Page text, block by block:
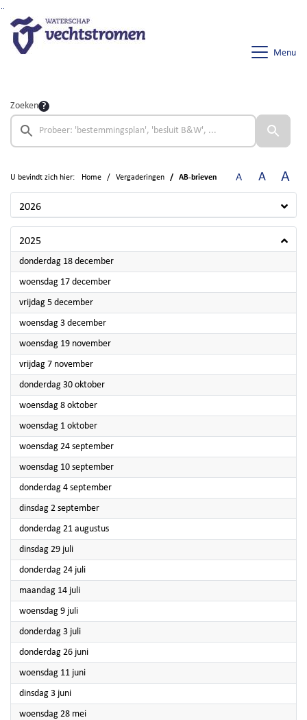
Menu
Zoeken
U bevindt zich hier: Home Vergaderingen AB-brieven A A A
2026
2025
donderdag 18 december2025
woensdag 17 december2025
vrijdag 5 december2025
woensdag 3 december2025
woensdag 19 november2025
vrijdag 7 november2025
donderdag 30 oktober2025
woensdag 8 oktober2025
woensdag 1 oktober2025
woensdag 24 september2025
woensdag 10 september2025
donderdag 4 september2025
dinsdag 2 september2025
donderdag 21 augustus2025
dinsdag 29 juli2025
donderdag 24 juli2025
maandag 14 juli2025
woensdag 9 juli2025
donderdag 3 juli2025
donderdag 26 juni2025
woensdag 11 juni2025
dinsdag 3 juni2025
woensdag 28 mei2025